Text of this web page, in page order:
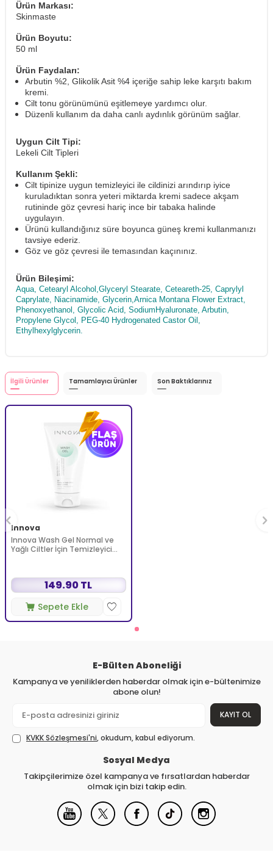
Ürün Markası:
Skinmaste
Ürün Boyutu:
50 ml
Ürün Faydaları:
Arbutin %2, Glikolik Asit %4 içeriğe sahip leke karşıtı bakım
kremi.
Cilt tonu görünümünü eşitlemeye yardımcı olur.
Düzenli kullanım da daha canlı aydınlık görünüm sağlar.
Uygun Cilt Tipi:
Lekeli Cilt Tipleri
Kullanım Şekli:
Cilt tipinize uygun temizleyici ile cildinizi arındırıp iyice
kuruladıktan sonra yeteri miktarda kremi sadece akşam
rutininde göz çevresi hariç ince bir tabaka halinde
uygulayın.
Ürünü kullandığınız süre boyunca güneş kremi kullanmanızı
tavsiye ederiz.
Göz ve göz çevresi ile temasından kaçınınız.
Ürün Bileşimi:
Aqua, Cetearyl Alcohol,Glyceryl Stearate, Ceteareth-25, Caprylyl
Caprylate, Niacinamide, Glycerin,Arnica Montana Flower Extract,
Phenoxyethanol, Glycolic Acid, SodiumHyaluronate, Arbutin,
Propylene Glycol, PEG-40 Hydrogenated Castor Oil,
Ethylhexylglycerin.
İlgili Ürünler Tamamlayıcı Ürünler Son Baktıklarınız
Innova
Innova Wash Gel Normal ve
Yağlı Ciltler İçin Temizleyici
149.90 TL
Sepete Ekle
E-Bülten Aboneliği
Kampanya ve yeniliklerden haberdar olmak için e-bültenimize
abone olun!
KAYIT OL
KVKK Sözleşmesi'ni, okudum, kabul ediyorum.
Sosyal Medya
Takipçilerimize özel kampanya ve fırsatlardan haberdar
olmak için bizi takip edin.